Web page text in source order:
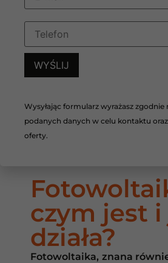
czym jest
działa?
Fotowoltaika, znana
Wysyłając formularz wyrażasz zgodnie
podanych danych w celu kontaktu
oferty.